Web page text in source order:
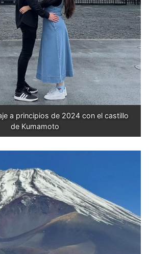
a principios de 2024 con el castillo
de Kumamoto